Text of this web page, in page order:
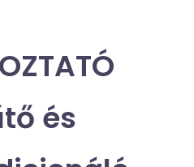
és